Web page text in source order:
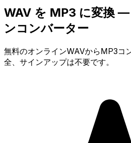
WAV を MP3 に変換 —
ンコンバーター
無料のオンラインWAVからMP3コ
全、サインアップは不要です。